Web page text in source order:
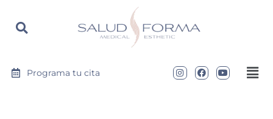
https://saludyformamedical.com
Programa tu cita